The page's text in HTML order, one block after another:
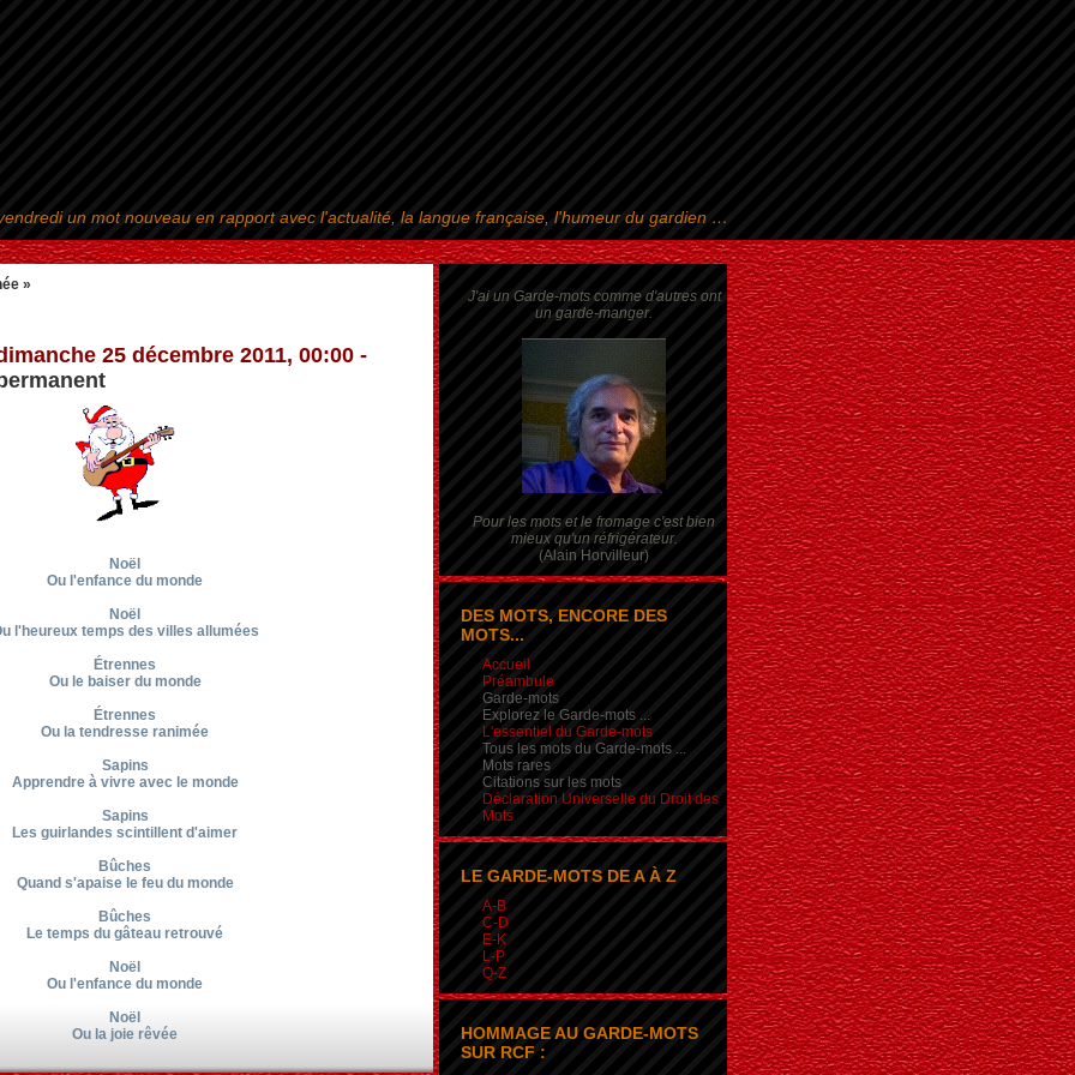
Aller au contenu|Aller au menu|Aller à la recherche
»
25 décembre 2011, 00:00 -
Noël
Ou l'enfance du monde
Noël
l'heureux temps des villes allumées
Étrennes
Ou le baiser du monde
Étrennes
Ou la tendresse ranimée
Sapins
Apprendre à vivre avec le monde
Sapins
Les guirlandes scintillent d'aimer
Bûches
Quand s'apaise le feu du monde
Bûches
Le temps du gâteau retrouvé
Noël
Ou l'enfance du monde
Noël
Ou la joie rêvée
un mot nouveau en rapport avec l'actualité, la langue française, l'humeur du gardien …
J'ai un Garde-mots comme d'autres ont
un garde-manger.
Pour les mots et le fromage c'est bien
mieux qu'un réfrigérateur.
(Alain Horvilleur)
DES MOTS, ENCORE DES
MOTS...
Accueil
Préambule
Garde-mots
Explorez le Garde-mots ...
L'essentiel du Garde-mots
Tous les mots du Garde-mots ...
Mots rares
Citations sur les mots
Déclaration Universelle du Droit des
Mots
LE GARDE-MOTS DE A À Z
A-B
C-D
E-K
L-P
Q-Z
HOMMAGE AU GARDE-MOTS
SUR RCF :